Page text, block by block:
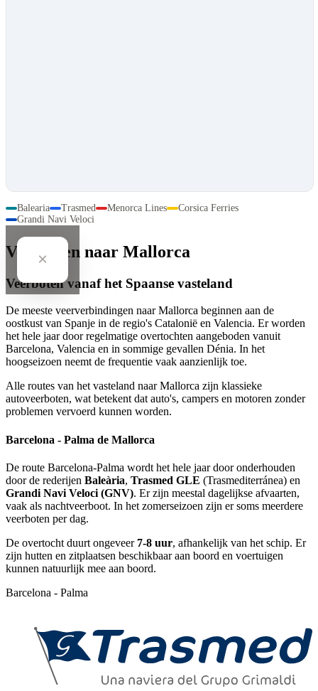
Balearia Trasmed Menorca Lines
Corsica Ferries
Grandi Navi Veloci
×
Veerboten naar Mallorca
Veerboten vanaf het Spaanse vasteland
De meeste veerverbindingen naar Mallorca beginnen aan de
oostkust van Spanje in de regio's Catalonië en Valencia. Er worden
het hele jaar door regelmatige overtochten aangeboden vanuit
Barcelona, Valencia en in sommige gevallen Dénia. In het
hoogseizoen neemt de frequentie vaak aanzienlijk toe.
Alle routes van het vasteland naar Mallorca zijn klassieke
autoveerboten, wat betekent dat auto's, campers en motoren zonder
problemen vervoerd kunnen worden.
Barcelona - Palma de Mallorca
De route Barcelona-Palma wordt het hele jaar door onderhouden
door de rederijen Baleària, Trasmed GLE (Trasmediterránea) en
Grandi Navi Veloci (GNV). Er zijn meestal dagelijkse afvaarten,
vaak als nachtveerboot. In het zomerseizoen zijn er soms meerdere
veerboten per dag.
De overtocht duurt ongeveer 7-8 uur, afhankelijk van het schip. Er
zijn hutten en zitplaatsen beschikbaar aan boord en voertuigen
kunnen natuurlijk mee aan boord.
Barcelona - Palma